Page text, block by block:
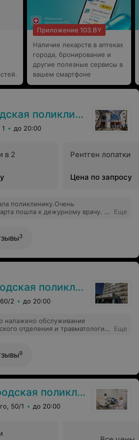
Приложение 103.BY
Наличие лекарств в аптеках
города, бронирование и
другие полезные сервисы в
вашем смартфоне
поликлиника
до 20:00
в 2
Рентген лопатки
Цена по запросу
поликлинику.Очень
пошла к дежурному врачу. В
почему пришли сегодня,надо
такое отнашение к
Еще
3
поликлиника
2 до 20:00
налажено обслуживание
отделения и травматологии,
кадров и несвоевременное
отделения главврачом клиники.
Еще
9
поликлиника
50/1 до 20:00